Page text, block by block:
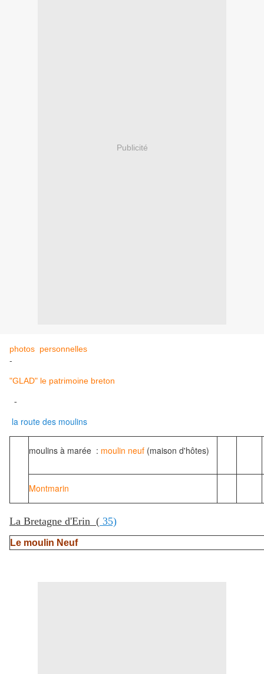
Publicité
photos personnelles
-
"GLAD" le patrimoine breton
-
la route des moulins
moulins à marée : moulin neuf (maison d'hôtes)
Montmarin
La Bretagne d'Erin ( 35)
Le moulin Neuf